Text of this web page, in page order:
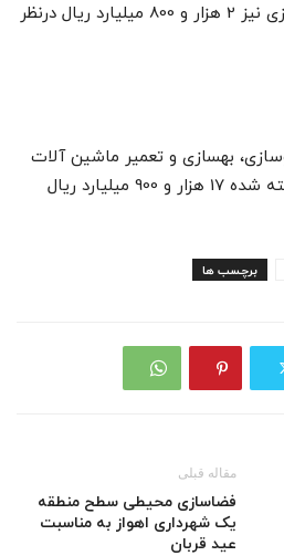
زیرساخت‌های پایانه‌های مرزی نیز 2 هزار و 800 میلیارد ریال درنظر
بهسازی و تعمیر ماشین آلات
راهداری نیز اعتبار درنظر گرفته شده 17 هزار و 900 میلیارد ریال
برچسب ها
مقاله قبلی
فضاسازی محیطی سطح منطقه
یک شهرداری اهواز به مناسبت
عید قربان